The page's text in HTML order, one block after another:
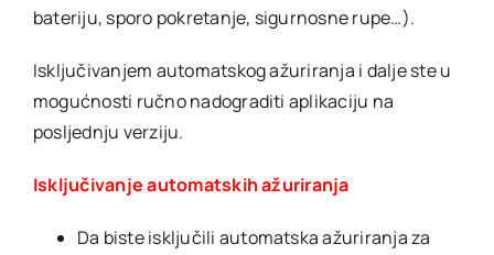
bateriju, sporo pokretanje, sigurnosne rupe…).
Isključivanjem automatskog ažuriranja i dalje ste u
mogućnosti ručno nadograditi aplikaciju na
posljednju verziju.
Isključivanje automatskih ažuriranja
Da biste isključili automatska ažuriranja za